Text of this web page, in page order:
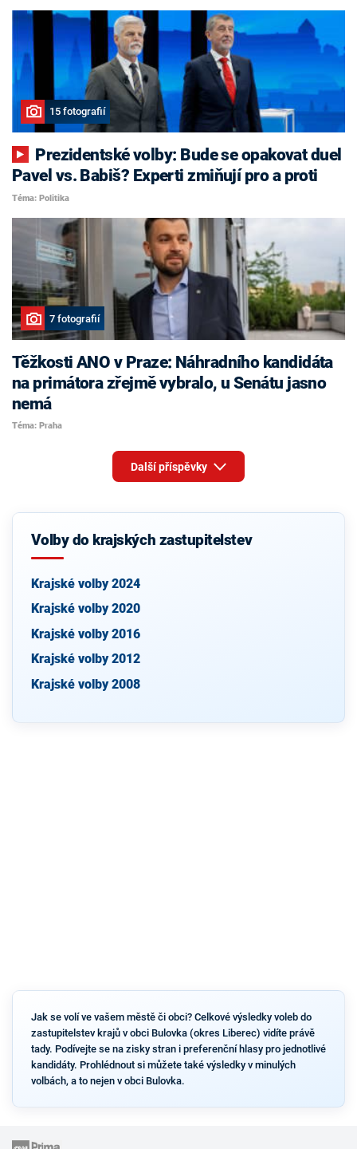
15 fotografií
Pavel vs. Babiš? Experti zmiňují pro a proti
Téma: Politika
7 fotografií
Těžkosti ANO v Praze: Náhradního kandidáta
na primátora zřejmě vybralo, u Senátu jasno
nemá
Téma: Praha
Další příspěvky
Volby do krajských zastupitelstev
Krajské volby 2024
Krajské volby 2020
Krajské volby 2016
Krajské volby 2012
Krajské volby 2008
Jak se volí ve vašem městě či obci? Celkové výsledky voleb do
zastupitelstev krajů v obci Bulovka (okres Liberec) vidíte právě
tady. Podívejte se na zisky stran i preferenční hlasy pro jednotlivé
kandidáty. Prohlédnout si můžete také výsledky v minulých
volbách, a to nejen v obci Bulovka.